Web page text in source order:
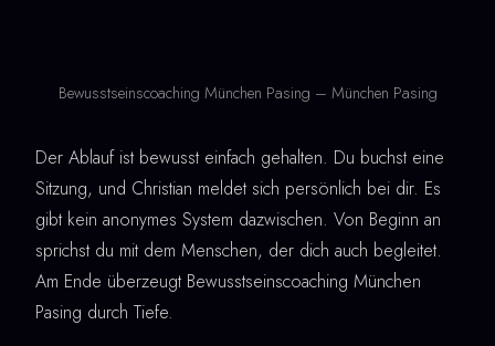
Bewusstseinscoaching München Pasing – München Pasing
Der Ablauf ist bewusst einfach gehalten. Du buchst eine
Sitzung, und Christian meldet sich persönlich bei dir. Es
gibt kein anonymes System dazwischen. Von Beginn an
sprichst du mit dem Menschen, der dich auch begleitet.
Am Ende überzeugt Bewusstseinscoaching München
Pasing durch Tiefe.